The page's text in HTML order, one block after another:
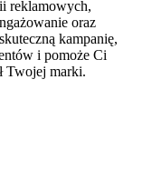
reklamowych,
oraz
kampanię,
i pomoże Ci
Twojej marki.